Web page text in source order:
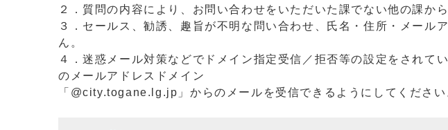
２．質問の内容により、お問い合わせをいただいた課でない他の課か
３．セールス、勧誘、趣旨が不明な問い合わせ、氏名・住所・メー
ん。
４．迷惑メール対策などでドメイン指定受信／拒否等の設定をされ
のメールアドレスドメイン
「@city.togane.lg.jp」からのメールを受信できるようにしてください